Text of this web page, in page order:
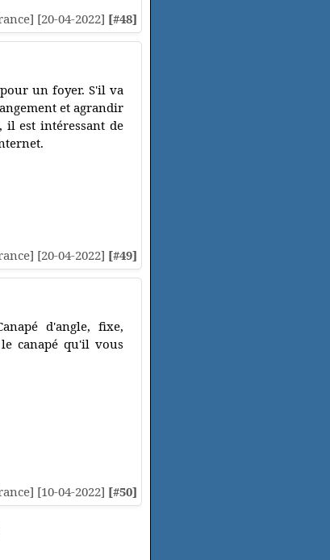
[20-04-2022] [#48]
un foyer. S'il va
et agrandir
il est intéressant de
[20-04-2022] [#49]
d'angle, fixe,
canapé qu'il vous
[10-04-2022] [#50]